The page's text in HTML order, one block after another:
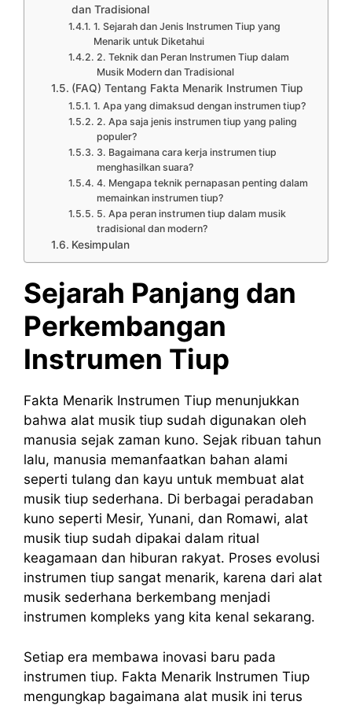
dan Tradisional
1. Sejarah dan Jenis Instrumen Tiup yang
Menarik untuk Diketahui
2. Teknik dan Peran Instrumen Tiup dalam
Musik Modern dan Tradisional
(FAQ) Tentang Fakta Menarik Instrumen Tiup
1. Apa yang dimaksud dengan instrumen tiup?
2. Apa saja jenis instrumen tiup yang paling
populer?
3. Bagaimana cara kerja instrumen tiup
menghasilkan suara?
4. Mengapa teknik pernapasan penting dalam
memainkan instrumen tiup?
5. Apa peran instrumen tiup dalam musik
tradisional dan modern?
Kesimpulan
Sejarah Panjang dan
Perkembangan
Instrumen Tiup
Fakta Menarik Instrumen Tiup menunjukkan
bahwa alat musik tiup sudah digunakan oleh
manusia sejak zaman kuno. Sejak ribuan tahun
lalu, manusia memanfaatkan bahan alami
seperti tulang dan kayu untuk membuat alat
musik tiup sederhana. Di berbagai peradaban
kuno seperti Mesir, Yunani, dan Romawi, alat
musik tiup sudah dipakai dalam ritual
keagamaan dan hiburan rakyat. Proses evolusi
instrumen tiup sangat menarik, karena dari alat
musik sederhana berkembang menjadi
instrumen kompleks yang kita kenal sekarang.
Setiap era membawa inovasi baru pada
instrumen tiup. Fakta Menarik Instrumen Tiup
mengungkap bagaimana alat musik ini terus